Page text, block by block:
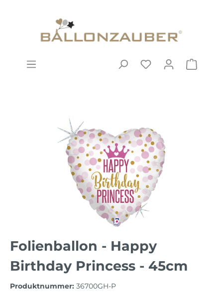
Folienballon - Happy
Birthday Princess - 45cm
Produktnummer: 36700GH-P